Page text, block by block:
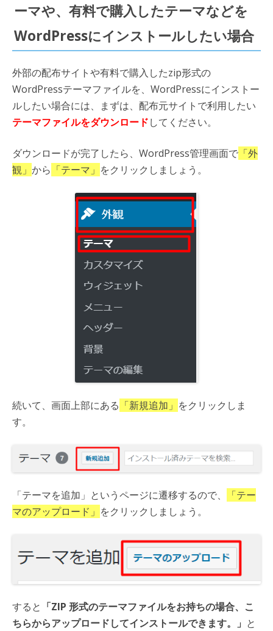
ーマや、有料で購入したテーマなどを
WordPressにインストールしたい場合
外部の配布サイトや有料で購入したzip形式の
WordPressテーマファイルを、WordPressにインストー
ルしたい場合には、まずは、配布元サイトで利用したい
テーマファイルをダウンロードしてください。
ダウンロードが完了したら、WordPress管理画面で 「外
観」 から 「テーマ」 をクリックしましょう。
続いて、画面上部にある 「新規追加」 をクリックしま
す。
「テーマを追加」というページに遷移するので、
「テー
マのアップロード」 をクリックしましょう。
すると 「ZIP 形式のテーマファイルをお持ちの場合、こ
ちらからアップロードしてインストールできます。」 と